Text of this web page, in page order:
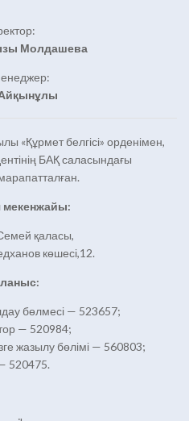
Молдашева
«Құрмет белгісі» орденімен,
БАҚ саласындағы
мекенжайы:
қаласы,
көшесі,12.
бөлмесі — 523657;
— 520984;
жазылу бөлімі — 560803;
520475.